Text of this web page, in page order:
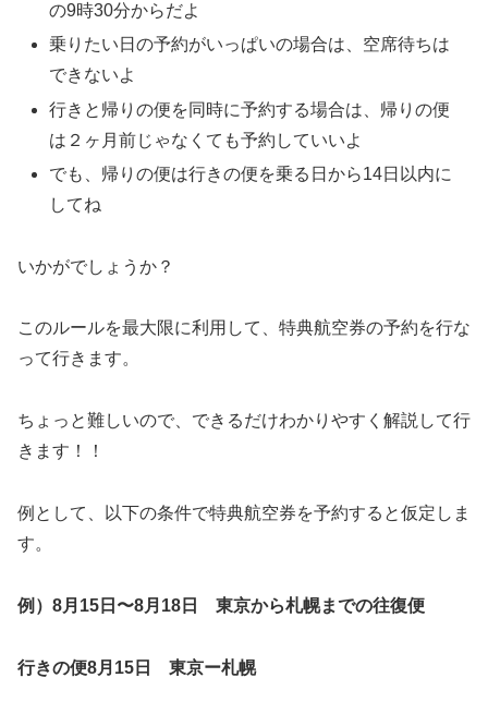
の9時30分からだよ
乗りたい日の予約がいっぱいの場合は、空席待ちは
できないよ
行きと帰りの便を同時に予約する場合は、帰りの便
は２ヶ月前じゃなくても予約していいよ
でも、帰りの便は行きの便を乗る日から14日以内に
してね
いかがでしょうか？
このルールを最大限に利用して、特典航空券の予約を行な
って行きます。
ちょっと難しいので、できるだけわかりやすく解説して行
きます！！
例として、以下の条件で特典航空券を予約すると仮定しま
す。
例） 8月 15 日〜8月 18 日 東京から札幌までの往復便
行きの便8月 15 日 東京ー札幌